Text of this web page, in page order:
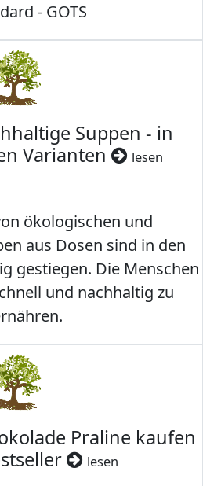
- GOTS
Suppen - in
Varianten
lesen
ökologischen und
aus Dosen sind in den
gestiegen. Die Menschen
und nachhaltig zu
Praline kaufen
lesen